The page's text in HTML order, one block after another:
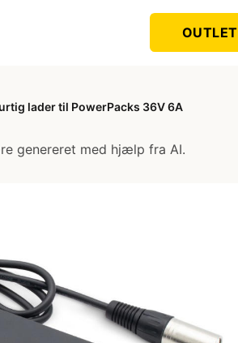
OUTLET
lader til PowerPacks 36V 6A
genereret med hjælp fra AI.